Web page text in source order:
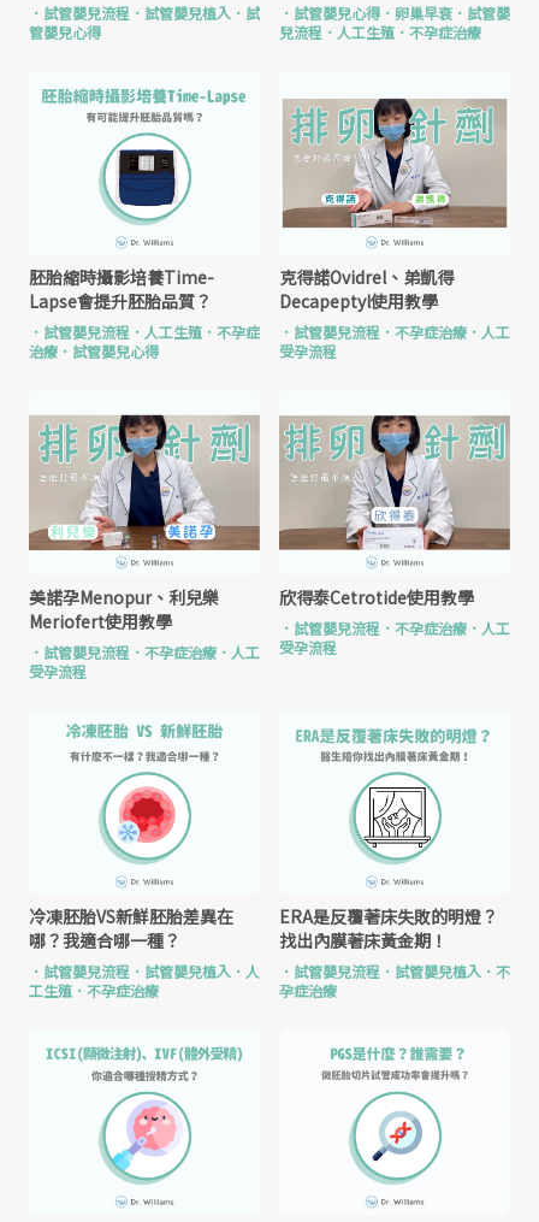
． 試管嬰兒流程 ． 試管嬰兒植入 ． 試
管嬰兒心得
． 試管嬰兒心得 ． 卵巢早衰 ． 試管嬰
兒流程 ． 人工生殖 ． 不孕症治療
胚胎縮時攝影培養Time-
Lapse會提升胚胎品質？
． 試管嬰兒流程 ． 人工生殖 ． 不孕症
治療 ． 試管嬰兒心得
克得諾Ovidrel、弟凱得
Decapeptyl使用教學
． 試管嬰兒流程 ． 不孕症治療 ． 人工
受孕流程
美諾孕Menopur、利兒樂
Meriofert使用教學
． 試管嬰兒流程 ． 不孕症治療 ． 人工
受孕流程
欣得泰Cetrotide使用教學
． 試管嬰兒流程 ． 不孕症治療 ． 人工
受孕流程
冷凍胚胎VS新鮮胚胎差異在
哪？我適合哪一種？
． 試管嬰兒流程 ． 試管嬰兒植入 ． 人
工生殖 ． 不孕症治療
ERA是反覆著床失敗的明燈？
找出內膜著床黃金期！
． 試管嬰兒流程 ． 試管嬰兒植入 ． 不
孕症治療